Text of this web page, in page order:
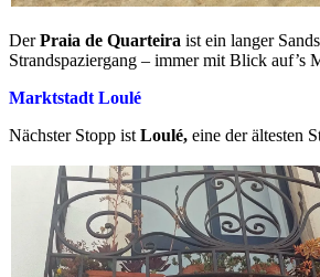
DerPraia de Quarteira ist ein langer
Strandspaziergang – immer mit Blick auf’s
Marktstadt Loulé
Nächster Stopp ist Loulé, eine der ältesten